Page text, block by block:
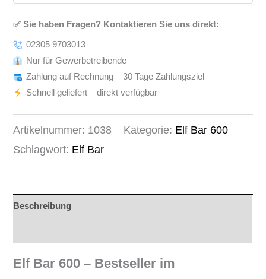
✅ Sie haben Fragen? Kontaktieren Sie uns direkt:
02305 9703013
Nur für Gewerbetreibende
Zahlung auf Rechnung – 30 Tage Zahlungsziel
Schnell geliefert – direkt verfügbar
Artikelnummer: 1038 Kategorie: Elf Bar 600
Schlagwort: Elf Bar
Beschreibung
Elf Bar 600 – Bestseller im